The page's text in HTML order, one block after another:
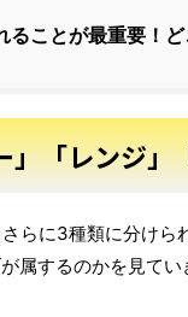
ることが最重要！
」「レンジ」
らに3種類に分けら
属するのかを見てい